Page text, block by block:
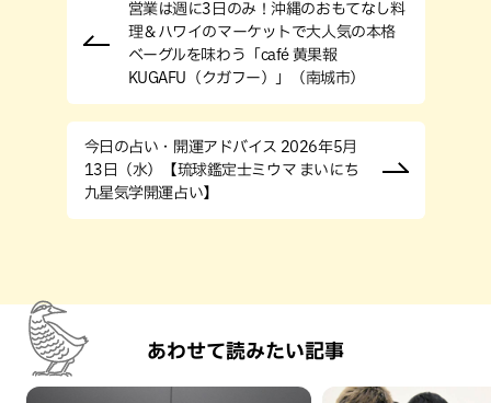
営業は週に3日のみ！沖縄のおもてなし料
理＆ハワイのマーケットで大人気の本格
ベーグルを味わう「café 黄果報
KUGAFU（クガフー）」（南城市）
今日の占い・開運アドバイス 2026年5月
13日（水）【琉球鑑定士ミウマ まいにち
九星気学開運占い】
あわせて読みたい記事